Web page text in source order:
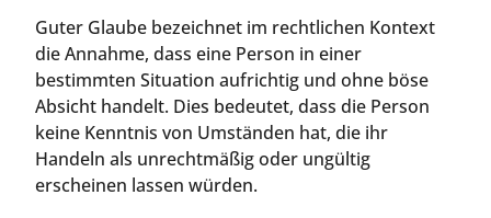
Guter Glaube bezeichnet im rechtlichen Kontext
die Annahme, dass eine Person in einer
bestimmten Situation aufrichtig und ohne böse
Absicht handelt. Dies bedeutet, dass die Person
keine Kenntnis von Umständen hat, die ihr
Handeln als unrechtmäßig oder ungültig
erscheinen lassen würden.